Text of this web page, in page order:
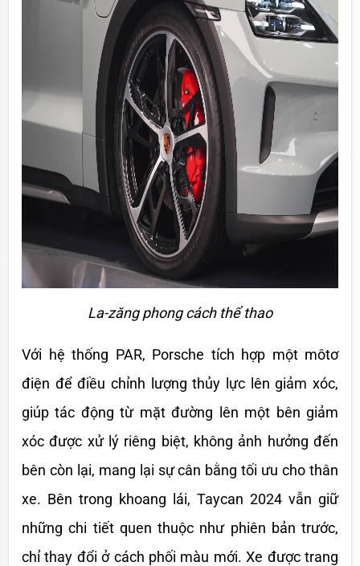
La-zăng phong cách thể thao
Với hệ thống PAR, Porsche tích hợp một môtơ
điện để điều chỉnh lượng thủy lực lên giảm xóc,
giúp tác động từ mặt đường lên một bên giảm
xóc được xử lý riêng biệt, không ảnh hưởng đến
bên còn lại, mang lại sự cân bằng tối ưu cho thân
xe. Bên trong khoang lái, Taycan 2024 vẫn giữ
những chi tiết quen thuộc như phiên bản trước,
chỉ thay đổi ở cách phối màu mới. Xe được trang